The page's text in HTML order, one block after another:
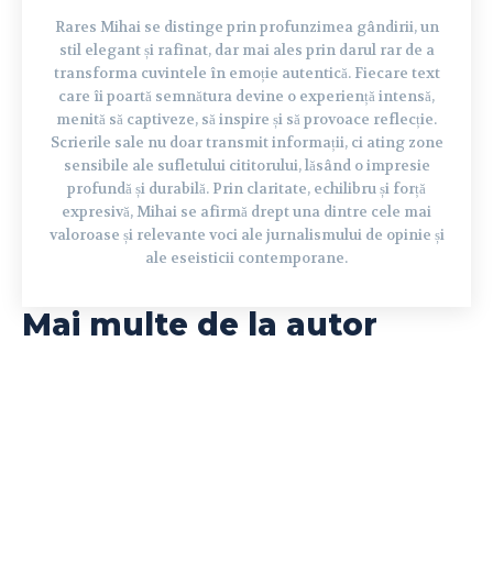
Rares Mihai se distinge prin profunzimea gândirii, un
stil elegant și rafinat, dar mai ales prin darul rar de a
transforma cuvintele în emoție autentică. Fiecare text
care îi poartă semnătura devine o experiență intensă,
menită să captiveze, să inspire și să provoace reflecție.
Scrierile sale nu doar transmit informații, ci ating zone
sensibile ale sufletului cititorului, lăsând o impresie
profundă și durabilă. Prin claritate, echilibru și forță
expresivă, Mihai se afirmă drept una dintre cele mai
valoroase și relevante voci ale jurnalismului de opinie și
ale eseisticii contemporane.
Mai multe de la autor